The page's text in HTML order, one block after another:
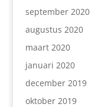
september 2020
augustus 2020
maart 2020
januari 2020
december 2019
oktober 2019